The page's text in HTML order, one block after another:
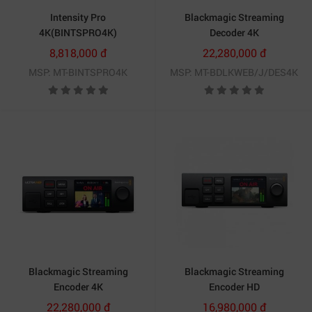
Intensity Pro
4K(BINTSPRO4K)
8,818,000 đ
MSP: MT-BINTSPRO4K
Blackmagic Streaming
Decoder 4K
(BDLKWEB/J/DES4K)
22,280,000 đ
MSP: MT-BDLKWEB/J/DES4K
Blackmagic Streaming
Encoder 4K
(BDLKWEB/D/SED4K)
22,280,000 đ
Blackmagic Streaming
Encoder HD
(BDLKWEB/C/SEDHD)
16,980,000 đ